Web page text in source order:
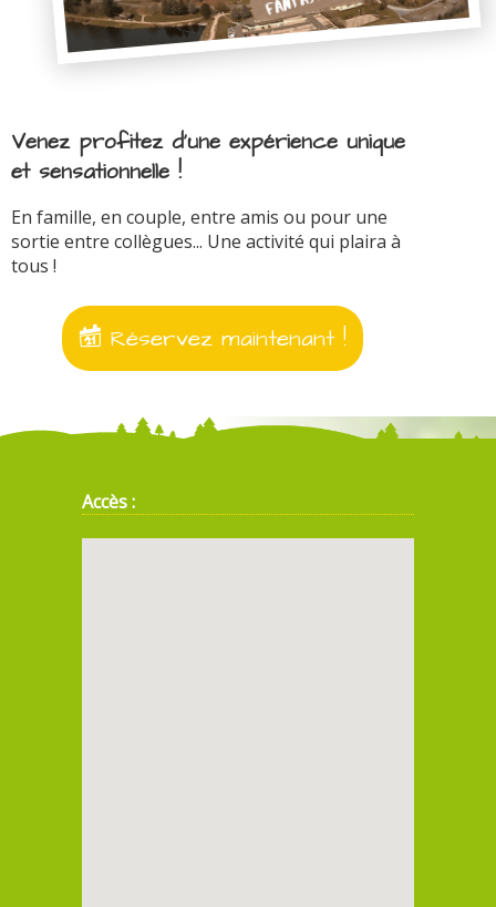
Venez profitez d'une expérience unique
et sensationnelle !
En famille, en couple, entre amis ou pour une
sortie entre collègues... Une activité qui plaira à
tous !
Réservez maintenant !
Accès :